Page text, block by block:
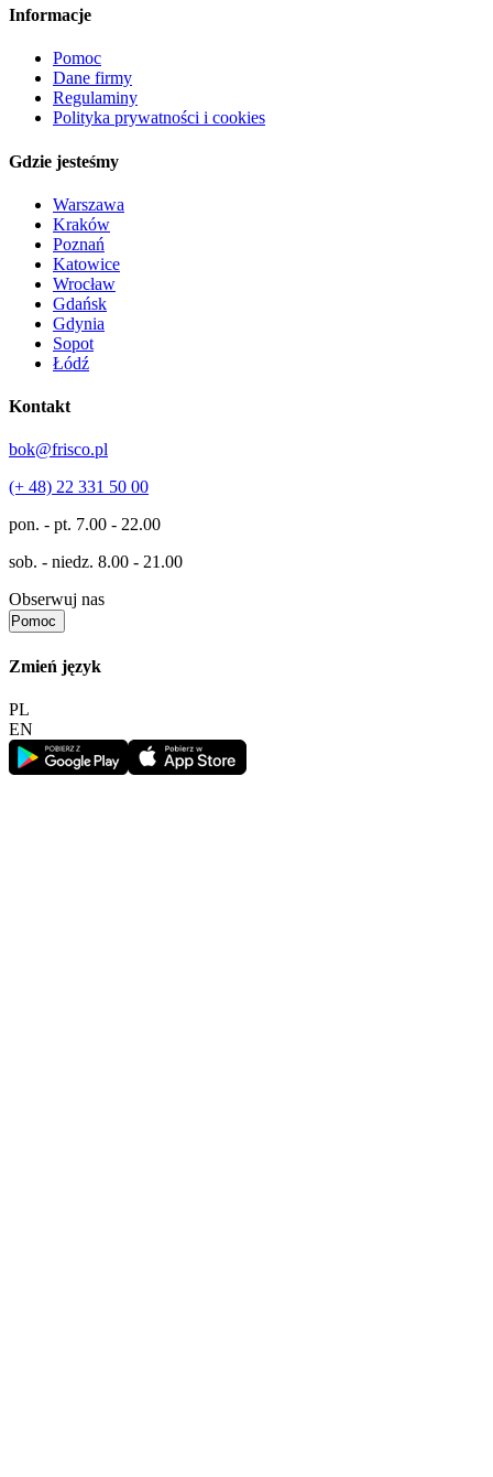
Informacje
Pomoc
Dane firmy
Regulaminy
Polityka prywatności i cookies
Gdzie jesteśmy
Warszawa
Kraków
Poznań
Katowice
Wrocław
Gdańsk
Gdynia
Sopot
Łódź
Kontakt
bok@frisco.pl
(+ 48) 22 331 50 00
pon. - pt. 7.00 - 22.00
sob. - niedz. 8.00 - 21.00
Obserwuj nas
Pomoc
Zmień język
PL
EN